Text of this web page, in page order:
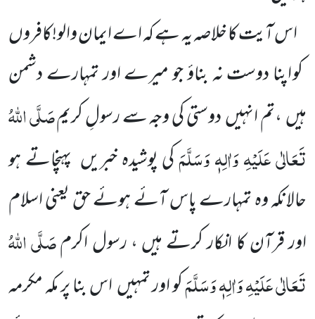
اس آیت کا خلاصہ یہ ہے کہ اے ایمان والو!کافروں
کو اپنا دوست نہ بناؤ جو میرے اور تمہارے دشمن
ہیں،تم انہیںدوستی کی وجہ سے رسولِ کریمصَلَّی اللّٰہُ
تَعَالٰی عَلَیْہِ وَاٰلِہٖ وَسَلَّمَکی پوشیدہ خبریں پہنچاتے ہو
حالانکہ وہ تمہارے پاس آئےہوئے حق یعنی اسلام
اور قرآن کا انکار کرتے ہیں ،رسول اکرمصَلَّی اللّٰہُ
تَعَالٰی عَلَیْہِ وَاٰلِہٖ وَسَلَّمَکو اور تمہیںاس بنا پر مکہ مکرمہ